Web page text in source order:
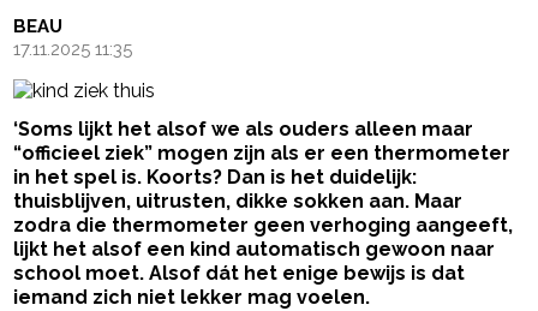
BEAU
17.11.2025 11:35
‘Soms lijkt het alsof we als ouders alleen maar
“officieel ziek” mogen zijn als er een thermometer
in het spel is. Koorts? Dan is het duidelijk:
thuisblijven, uitrusten, dikke sokken aan. Maar
zodra die thermometer geen verhoging aangeeft,
lijkt het alsof een kind automatisch gewoon naar
school moet. Alsof dát het enige bewijs is dat
iemand zich niet lekker mag voelen.